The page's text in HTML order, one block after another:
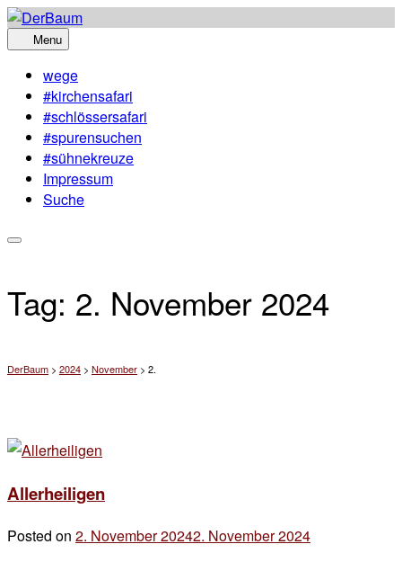
Skip
to
Menu
wege
#kirchensafari
#schlössersafari
#spurensuchen
#sühnekreuze
Impressum
Suche
Tag: 2. November 2024
DerBaum > 2024 > November > 2.
Allerheiligen
Posted on 2. November 20242. November 2024